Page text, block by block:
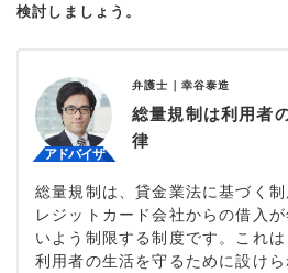
検討しましょう。
弁護士｜ 幸谷泰造
総量規制は利用者
律
総量規制は、貸金業法に基づく
レジットカード会社からの借入
いよう制限する制度です。これは
利用者の生活を守るために設けら